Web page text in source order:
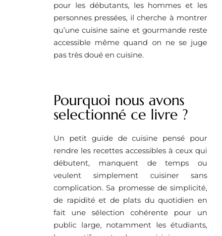
pour les débutants, les hommes et les
personnes pressées, il cherche à montrer
qu’une cuisine saine et gourmande reste
accessible même quand on ne se juge
pas très doué en cuisine.
Pourquoi nous avons
selectionné ce livre ?
Un petit guide de cuisine pensé pour
rendre les recettes accessibles à ceux qui
débutent, manquent de temps ou
veulent simplement cuisiner sans
complication. Sa promesse de simplicité,
de rapidité et de plats du quotidien en
fait une sélection cohérente pour un
public large, notamment les étudiants,